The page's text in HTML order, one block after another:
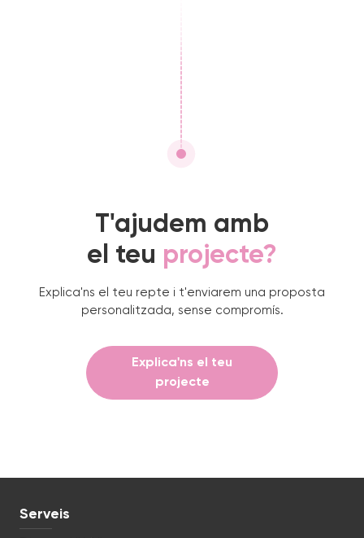
T'ajudem amb
el teu projecte?
Explica'ns el teu repte i t'enviarem una proposta
personalitzada, sense compromís.
Explica'ns el teu
projecte
Serveis